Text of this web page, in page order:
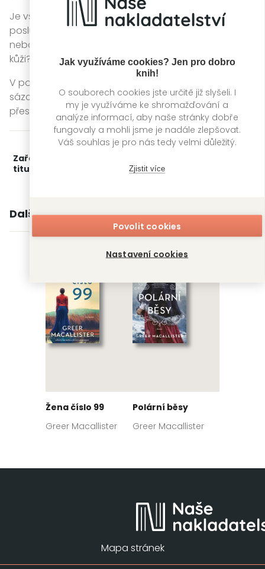
Jak využíváme cookies? Jen pro dobro
knih!
O souborech cookies jste určitě již slyšeli. I
my je využíváme ke shromažďování a
analýze informací, aby naše stránky dobře
fungovaly a mohli jsme je nadále zlepšovat.
Váš souhlas je pro nás tedy velmi důležitý.
Zjistit více
Povolit cookies
Nastavení cookies
Je však Kate pod všemi těmi převleky stále hodnou a
poslušnou dívkou, za niž se odjakživa považovala,
nebo se jí manipulace a přetvářka už příliš zaryly pod
kůži?
V posledním případu, do kterého se Kate pouští, je v
sázce budoucnost národa a hranice mezi realitou a
přestrojením se začínají stírat.
Zařažení
titulu:
Další knihy autora
Žena číslo 99
Greer Macallister
Polární běsy
Greer Macallister
Mapa stránek